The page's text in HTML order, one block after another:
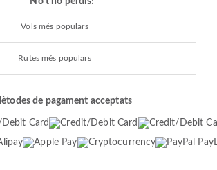
Vols més populars
Rutes més populars
de pagament acceptats